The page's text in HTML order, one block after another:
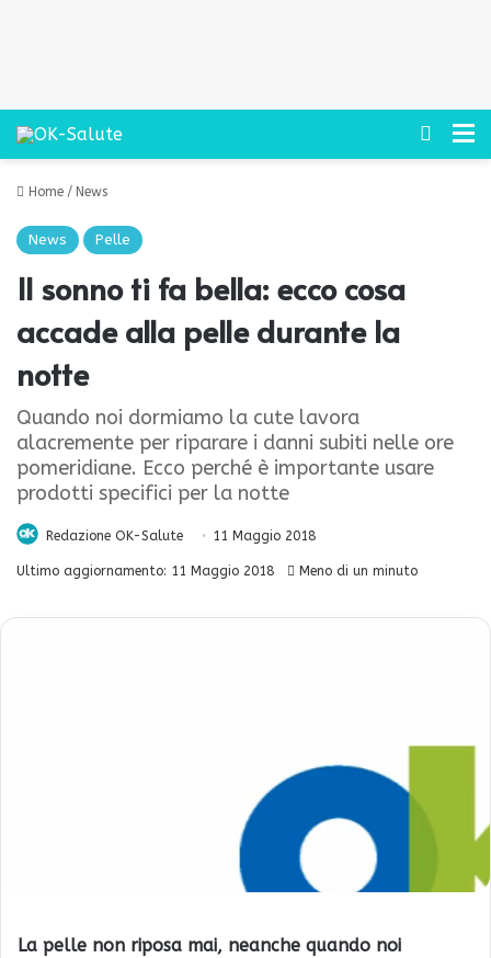
Cerca
Home / News
News Pelle
Il sonno ti fa bella: ecco cosa
accade alla pelle durante la
notte
Quando noi dormiamo la cute lavora
alacremente per riparare i danni subiti nelle ore
pomeridiane. Ecco perché è importante usare
prodotti specifici per la notte
Redazione OK-Salute 11 Maggio 2018
Ultimo aggiornamento: 11 Maggio 2018 Meno di un minuto
La pelle non riposa mai, neanche quando noi